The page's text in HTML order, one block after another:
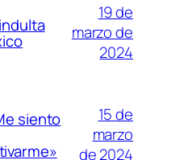
19 de
marzo de
2024
siento
15 de
marzo
de 2024